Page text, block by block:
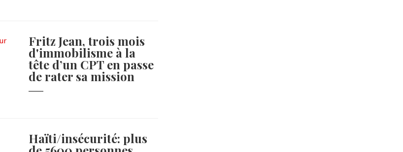
Fritz Jean, trois mois
d'immobilisme à la
tête d’un CPT en passe
de rater sa mission
Haïti/insécurité: plus